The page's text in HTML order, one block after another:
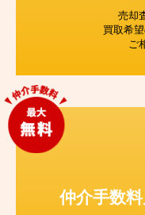
売却
買取希
ご
仲介手数